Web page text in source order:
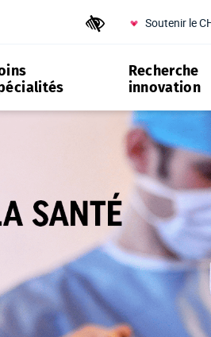
Outils d'accessibilité
Soutenir le
Recherche
innovation